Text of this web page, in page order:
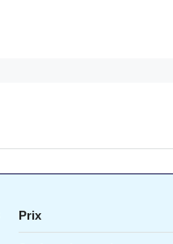
Prix